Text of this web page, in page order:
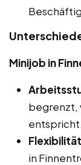
Minijob in
begrenzt,
entspricht.
Flexibilität
in